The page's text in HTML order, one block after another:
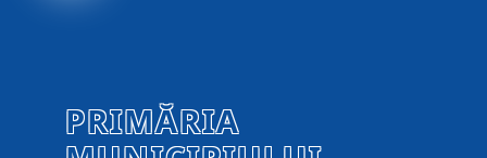
PRIMĂRIA